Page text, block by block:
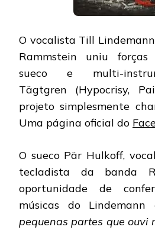
O vocalista Till
Rammstein uniu
sueco e multi-
Tägtgren (Hypocrisy,
projeto simplesmente
Uma página oficial do
O sueco Pär Hulkoff,
tecladista da banda
oportunidade de
músicas do
pequenas partes que ouvi